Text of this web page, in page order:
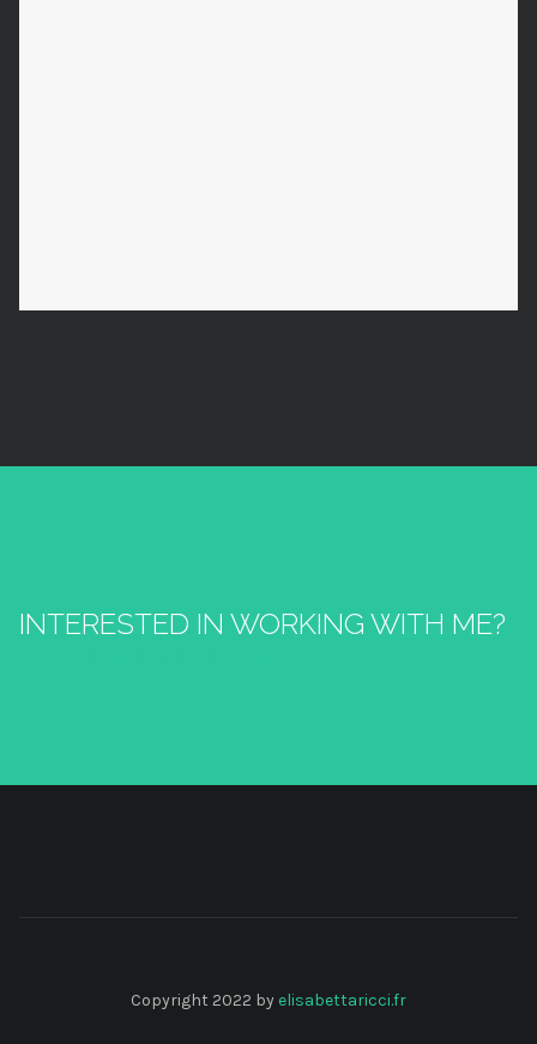
INTERESTED IN WORKING WITH ME?
Copyright 2022 by elisabettaricci.fr